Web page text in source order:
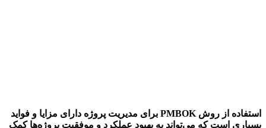
از روش PMBOKبرای مدیریت پروژه دارای مزایا و فواید
است که می‌تواند به بهبود عملکرد و موفقیت پروژه‌ها کمک